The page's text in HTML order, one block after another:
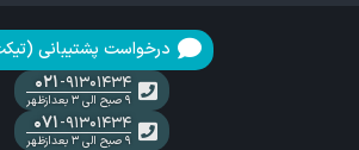
درخواست پشتیبانی
۰۲۱-۹۱۳۰۱۴۳۴
۹ صبح الی ۳ بعدازظهر
۰۷۱-۹۱۳۰۱۴۳۴
۹ صبح الی ۳ بعدازظهر